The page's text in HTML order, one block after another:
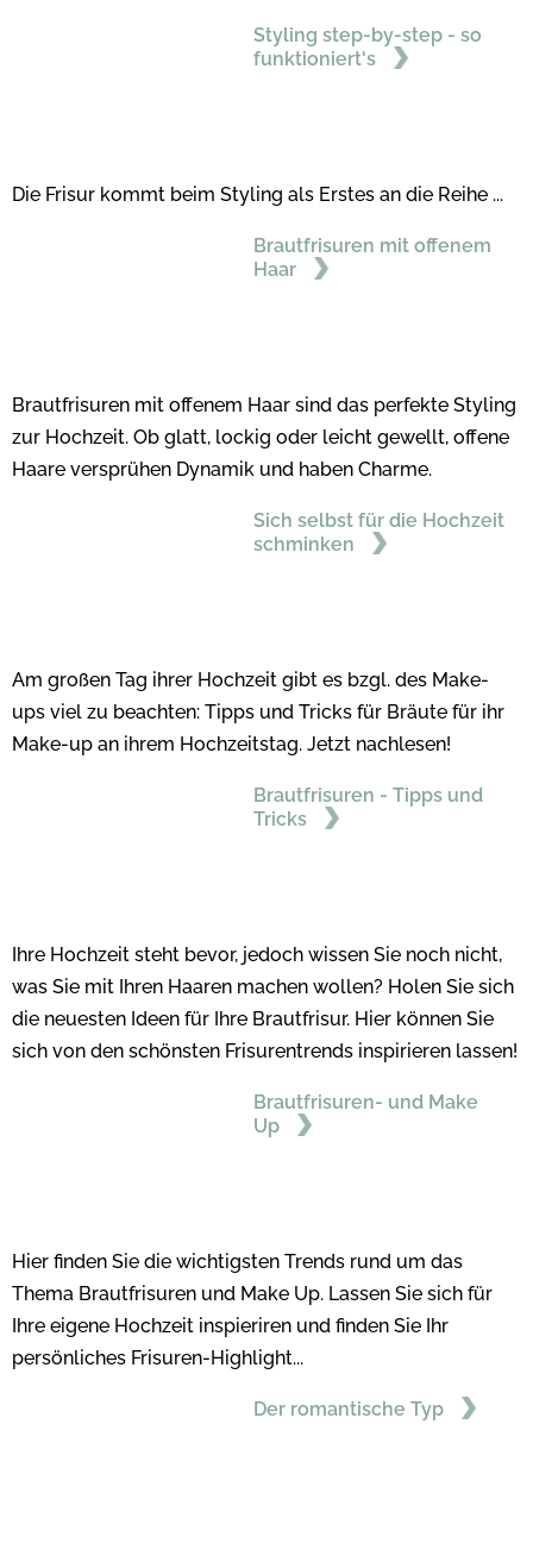
Styling step-by-step - so
funktioniert's
Die Frisur kommt beim Styling als Erstes an die Reihe ...
Brautfrisuren mit offenem
Haar
Brautfrisuren mit offenem Haar sind das perfekte Styling
zur Hochzeit. Ob glatt, lockig oder leicht gewellt, offene
Haare versprühen Dynamik und haben Charme.
Sich selbst für die Hochzeit
schminken
Am großen Tag ihrer Hochzeit gibt es bzgl. des Make-
ups viel zu beachten: Tipps und Tricks für Bräute für ihr
Make-up an ihrem Hochzeitstag. Jetzt nachlesen!
Brautfrisuren - Tipps und
Tricks
Ihre Hochzeit steht bevor, jedoch wissen Sie noch nicht,
was Sie mit Ihren Haaren machen wollen? Holen Sie sich
die neuesten Ideen für Ihre Brautfrisur. Hier können Sie
sich von den schönsten Frisurentrends inspirieren lassen!
Brautfrisuren- und Make
Up
Hier finden Sie die wichtigsten Trends rund um das
Thema Brautfrisuren und Make Up. Lassen Sie sich für
Ihre eigene Hochzeit inspieriren und finden Sie Ihr
persönliches Frisuren-Highlight...
Der romantische Typ